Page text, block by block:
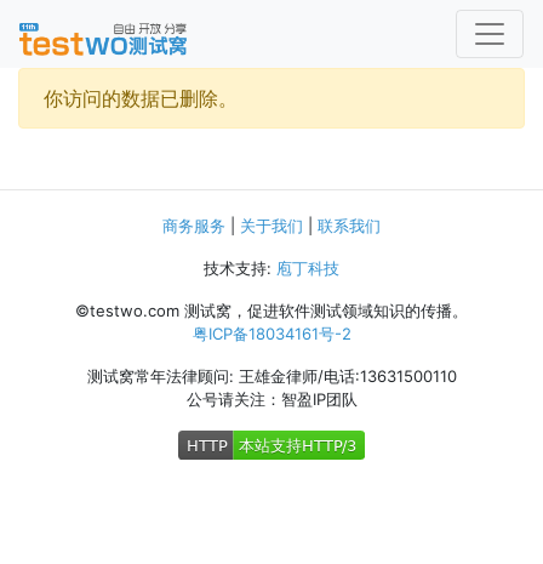
你访问的数据已删除。
商务服务 关于我们 联系我们
技术支持: 庖丁科技
©testwo.com 测试窝，促进软件测试领域知识的传播。
粤ICP备18034161号-2
测试窝常年法律顾问: 王雄金律师/电话:13631500110
公号请关注：智盈IP团队